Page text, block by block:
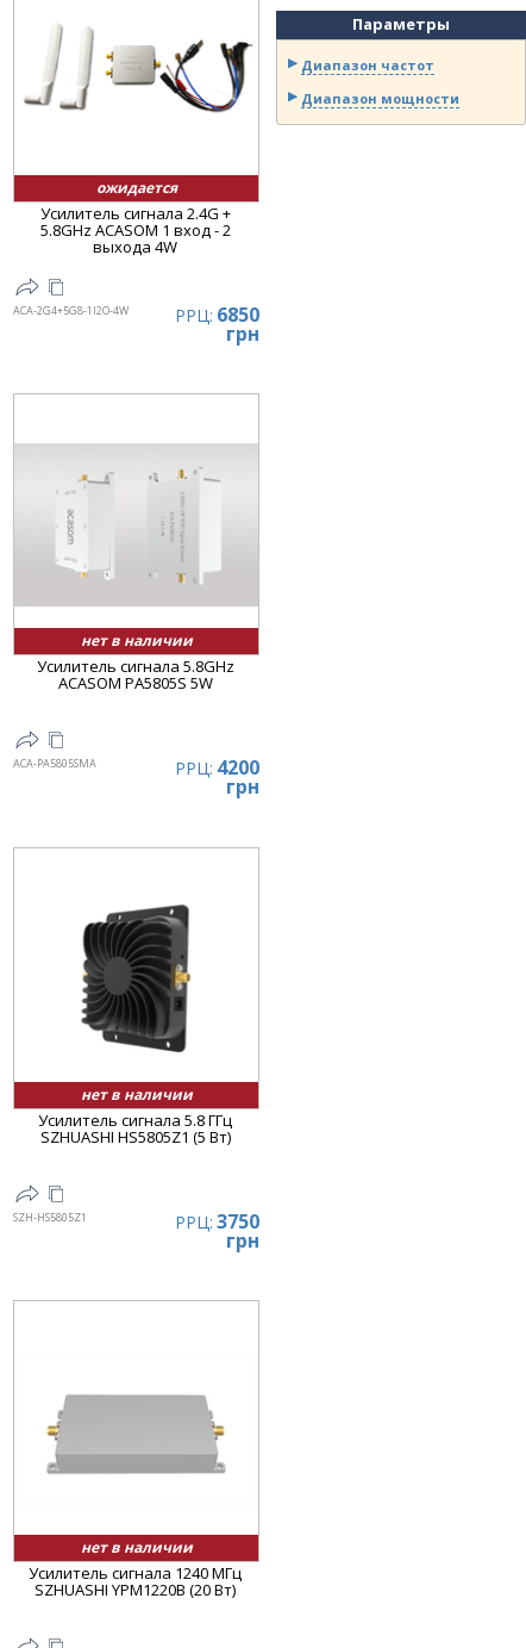
ожидается
Усилитель сигнала 2.4G +
5.8GHz ACASOM 1 вход - 2
выхода 4W
ACA-2G4+5G8-1I2O-4W РРЦ: 6850
грн
нет в наличии
Усилитель сигнала 5.8GHz
ACASOM PA5805S 5W
ACA-PA5805SMA РРЦ: 4200
грн
нет в наличии
Усилитель сигнала 5.8 ГГц
SZHUASHI HS5805Z1 (5 Вт)
SZH-HS5805Z1 РРЦ: 3750
грн
нет в наличии
Усилитель сигнала 1240 МГц
SZHUASHI YPM1220B (20 Вт)
Параметры
Диапазон частот
Диапазон мощности